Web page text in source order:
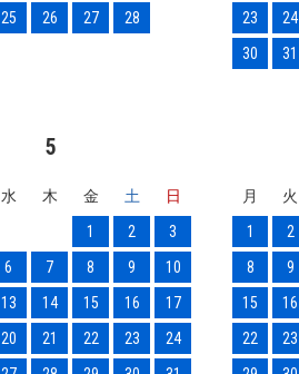
25 26 27 28
23
24
30
31
5
水 木 金 土
日
1
2
3
6 7 8 9
10
13 14 15 16
17
20 21 22 23
24
月 火
1
2
8
9
15
16
22
23